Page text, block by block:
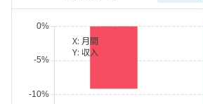
X: 月間
Y: 収入